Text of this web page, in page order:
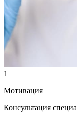
1
Мотивация
Консультация